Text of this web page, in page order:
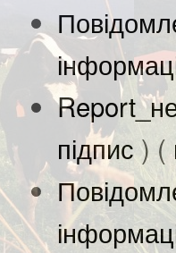
підпис) (